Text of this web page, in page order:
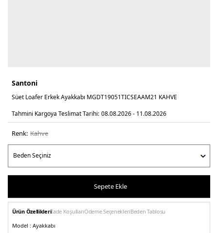
Santoni
Süet Loafer Erkek Ayakkabı MGDT19051TICSEAAM21 KAHVE
Tahmini Kargoya Teslimat Tarihi: 08.08.2026 - 11.08.2026
Renk: kahve
Sepete Ekle
Ürün Özellikleriİade KoşullarıÖdeme SeçenekleriBeden Tablosu
Model : Ayakkabı